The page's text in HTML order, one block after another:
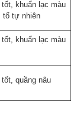
tốt, khuẩn lạc màu
tố tự nhiên
tốt, khuẩn lạc màu
tốt, quầng nâu